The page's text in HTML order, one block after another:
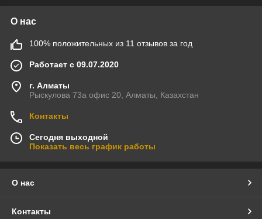
О нас
100% положительных из 11 отзывов за год
Работает с 09.07.2020
г. Алматы
Рыскулова 73а офис 20, Алматы, Казахстан
Контакты
Сегодня выходной
Показать весь график работы
О нас
Контакты